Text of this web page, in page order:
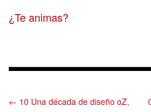
¿Te animas?
← 10 Una década de diseño oZ,